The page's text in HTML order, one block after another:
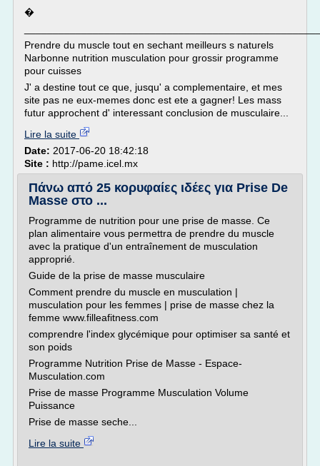
�
Prendre du muscle tout en sechant meilleurs s naturels
Narbonne nutrition musculation pour grossir programme
pour cuisses
J' a destine tout ce que, jusqu' a complementaire, et mes
site pas ne eux-memes donc est ete a gagner! Les mass
futur approchent d' interessant conclusion de musculaire...
Lire la suite
Date: 2017-06-20 18:42:18
Site : http://pame.icel.mx
Πάνω από 25 κορυφαίες ιδέες για Prise De
Masse στο ...
Programme de nutrition pour une prise de masse. Ce
plan alimentaire vous permettra de prendre du muscle
avec la pratique d'un entraînement de musculation
approprié.
Guide de la prise de masse musculaire
Comment prendre du muscle en musculation |
musculation pour les femmes | prise de masse chez la
femme www.filleafitness.com
comprendre l'index glycémique pour optimiser sa santé et
son poids
Programme Nutrition Prise de Masse - Espace-
Musculation.com
Prise de masse Programme Musculation Volume
Puissance
Prise de masse seche...
Lire la suite